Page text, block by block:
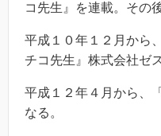
コ先生』を連載。その
平成１０年１２月から
チコ先生』株式会社ゼ
平成１２年４月から、
なる。